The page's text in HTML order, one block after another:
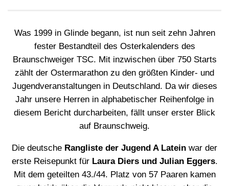
Was 1999 in Glinde begann, ist nun seit zehn Jahren
fester Bestandteil des Osterkalenders des
Braunschweiger TSC. Mit inzwischen über 750 Starts
zählt der Ostermarathon zu den größten Kinder- und
Jugendveranstaltungen in Deutschland. Da wir dieses
Jahr unsere Herren in alphabetischer Reihenfolge in
diesem Bericht durcharbeiten, fällt unser erster Blick
auf Braunschweig.
Die deutsche Rangliste der Jugend A Latein war der
erste Reisepunkt für Laura Diers und Julian Eggers.
Mit dem geteilten 43./44. Platz von 57 Paaren kamen